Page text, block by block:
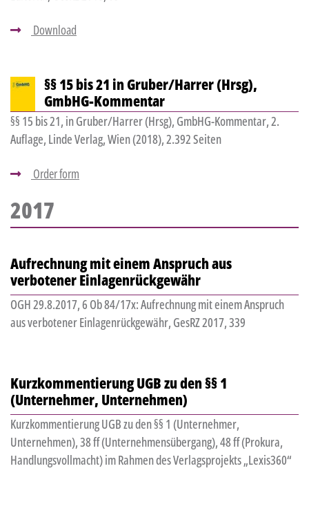
Download
§§ 15 bis 21 in Gruber/Harrer (Hrsg),
GmbHG-Kommentar
§§ 15 bis 21, in Gruber/Harrer (Hrsg), GmbHG-Kommentar, 2.
Auflage, Linde Verlag, Wien (2018), 2.392 Seiten
Order form
2017
Aufrechnung mit einem Anspruch aus
verbotener Einlagenrückgewähr
OGH 29.8.2017, 6 Ob 84/17x: Aufrechnung mit einem Anspruch
aus verbotener Einlagenrückgewähr, GesRZ 2017, 339
Kurzkommentierung UGB zu den §§ 1
(Unternehmer, Unternehmen)
Kurzkommentierung UGB zu den §§ 1 (Unternehmer,
Unternehmen), 38 ff (Unternehmensübergang), 48 ff (Prokura,
Handlungsvollmacht) im Rahmen des Verlagsprojekts „Lexis360“